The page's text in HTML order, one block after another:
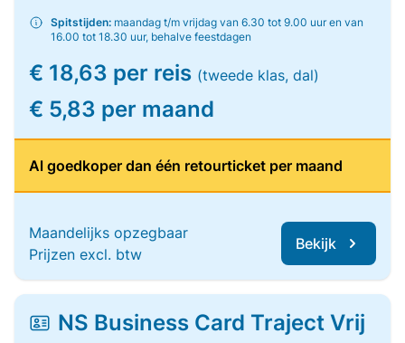
Spitstijden: maandag t/m vrijdag van 6.30 tot 9.00 uur en van
16.00 tot 18.30 uur, behalve feestdagen
€ 18,63 per reis (tweede klas, dal)
€ 5,83 per maand
Al goedkoper dan één retourticket per maand
Maandelijks opzegbaar
Prijzen excl. btw
Bekijk
NS Business Card Traject Vrij